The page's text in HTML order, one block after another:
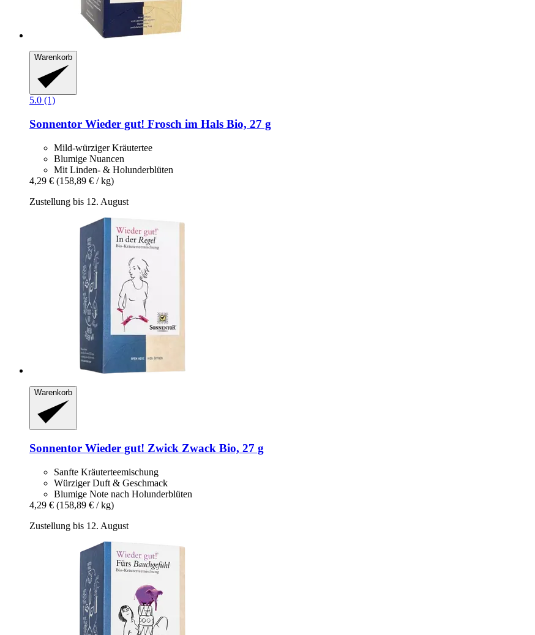
Warenkorb
5.0 (1)
Sonnentor Wieder gut! Frosch im Hals Bio, 27 g
Mild-würziger Kräutertee
Blumige Nuancen
Mit Linden- & Holunderblüten
4,29 € (158,89 € / kg)
Zustellung bis 12. August
Warenkorb
Sonnentor Wieder gut! Zwick Zwack Bio, 27 g
Sanfte Kräuterteemischung
Würziger Duft & Geschmack
Blumige Note nach Holunderblüten
4,29 € (158,89 € / kg)
Zustellung bis 12. August